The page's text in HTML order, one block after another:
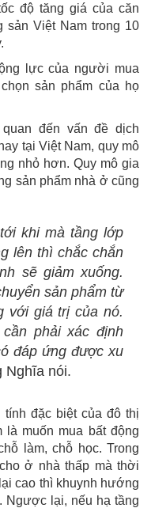
độ tăng giá của căn
sản Việt Nam trong 10
lực của người mua
sản phẩm của họ
đến vấn đề dịch
tại Việt Nam, quy mô
nhỏ hơn. Quy mô gia
sản phẩm nhà ở cũng
khi mà tầng lớp
lên thì chắc chắn
sẽ giảm xuống.
sản phẩm từ
với giá trị của nó.
phải xác định
đáp ứng được xu
Nghĩa nói.
đặc biệt của đô thị
muốn mua bất động
làm, chỗ học. Trong
ở nhà thấp mà thời
cao thì khuynh hướng
Ngược lại, nếu hạ tầng